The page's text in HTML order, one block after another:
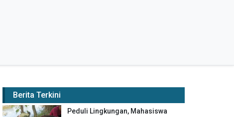
Berita Terkini
Peduli Lingkungan, Mahasiswa